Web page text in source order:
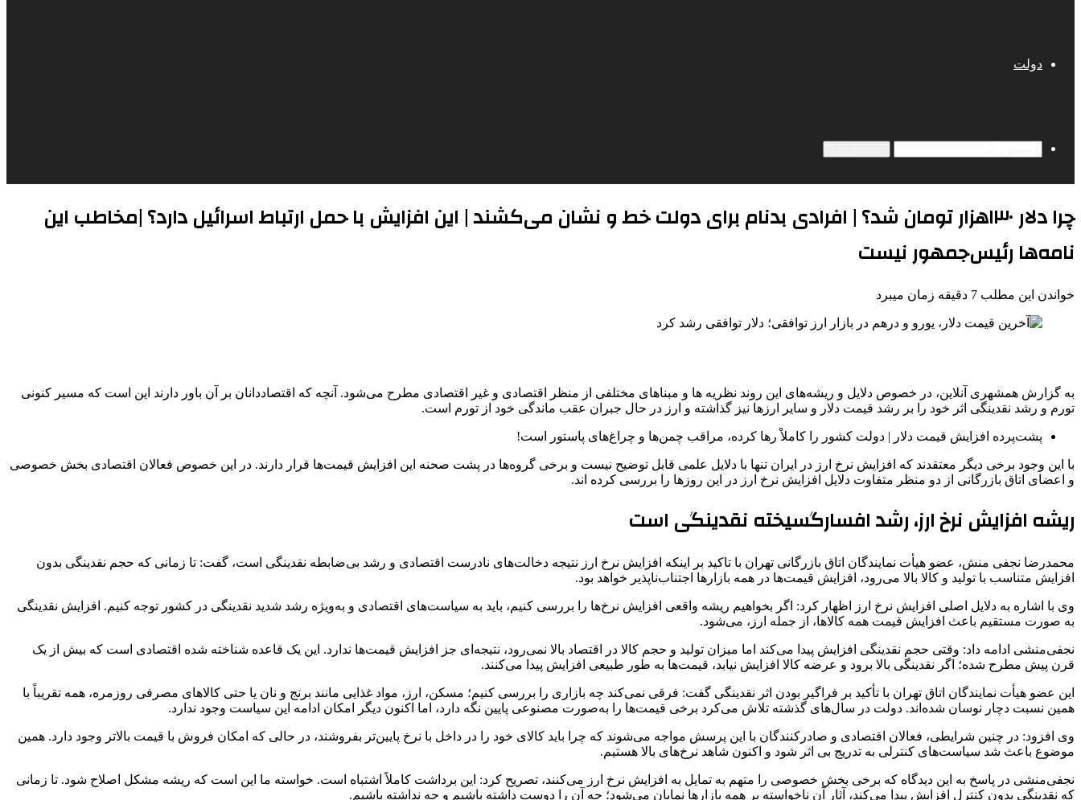
دولت
چرا دلار ۱۳۰هزار تومان شد؟ | افرادی بدنام برای دولت خط و نشان می‌کشند | این افزایش با حمل ارتباط اسرائیل دارد؟ |مخاطب این
نامه‌ها رئیس‌جمهور نیست
خواندن این مطلب 7 دقیقه زمان میبرد
به گزارش همشهری آنلاین، در خصوص دلایل و ریشه‌های این روند نظریه ها و مبناهای مختلفی از منظر اقتصادی و غیر اقتصادی مطرح می‌شود. آنچه که اقتصاددانان بر آن باور دارند این است که مسیر کنونی
تورم و رشد نقدینگی اثر خود را بر رشد قیمت دلار و سایر ارزها نیز گذاشته و ارز در حال جبران عقب ماندگی خود از تورم است.
پشت‌پرده افزایش قیمت دلار | دولت کشور را کاملاْ رها کرده، مراقب چمن‌ها و چراغ‌های پاستور است!
با این وجود برخی دیگر معتقدند که افزایش نرخ ارز در ایران تنها با دلایل علمی قابل توضیح نیست و برخی گروه‌ها در پشت صحنه این افزایش قیمت‌ها قرار دارند. در این خصوص فعالان اقتصادی بخش خصوصی
و اعضای اتاق بازرگانی از دو منظر متفاوت دلایل افزایش نرخ ارز در این روزها را بررسی کرده اند.
ریشه افزایش نرخ ارز، رشد افسارگسیخته نقدینگی است
محمدرضا نجفی منش، عضو هیأت نمایندگان اتاق بازرگانی تهران با تاکید بر اینکه افزایش نرخ ارز نتیجه دخالت‌های نادرست اقتصادی و رشد بی‌ضابطه نقدینگی است، گفت: تا زمانی که حجم نقدینگی بدون
افزایش متناسب با تولید و کالا بالا می‌رود، افزایش قیمت‌ها در همه بازارها اجتناب‌ناپذیر خواهد بود.
وی با اشاره به دلایل اصلی افزایش نرخ ارز اظهار کرد: اگر بخواهیم ریشه واقعی افزایش نرخ‌ها را بررسی کنیم، باید به سیاست‌های اقتصادی و به‌ویژه رشد شدید نقدینگی در کشور توجه کنیم. افزایش نقدینگی
به‌ صورت مستقیم باعث افزایش قیمت همه کالاها، از جمله ارز، می‌شود.
نجفی‌منشی ادامه داد: وقتی حجم نقدینگی افزایش پیدا می‌کند اما میزان تولید و حجم کالا در اقتصاد بالا نمی‌رود، نتیجه‌ای جز افزایش قیمت‌ها ندارد. این یک قاعده شناخته‌ شده اقتصادی است که بیش از یک
قرن پیش مطرح شده؛ اگر نقدینگی بالا برود و عرضه کالا افزایش نیابد، قیمت‌ها به ‌طور طبیعی افزایش پیدا می‌کنند.
این عضو هیأت نمایندگان اتاق تهران با تأکید بر فراگیر بودن اثر نقدینگی گفت: فرقی نمی‌کند چه بازاری را بررسی کنیم؛ مسکن، ارز، مواد غذایی مانند برنج و نان یا حتی کالاهای مصرفی روزمره، همه تقریباً با
همین نسبت دچار نوسان شده‌اند. دولت در سال‌های گذشته تلاش می‌کرد برخی قیمت‌ها را به‌صورت مصنوعی پایین نگه دارد، اما اکنون دیگر امکان ادامه این سیاست وجود ندارد.
وی افزود: در چنین شرایطی، فعالان اقتصادی و صادرکنندگان با این پرسش مواجه می‌شوند که چرا باید کالای خود را در داخل با نرخ پایین‌تر بفروشند، در حالی که امکان فروش با قیمت بالاتر وجود دارد. همین
موضوع باعث شد سیاست‌های کنترلی به‌ تدریج بی اثر شود و اکنون شاهد نرخ‌های بالا هستیم.
نجفی‌منشی در پاسخ به این دیدگاه که برخی بخش خصوصی را متهم به تمایل به افزایش نرخ ارز می‌کنند، تصریح کرد: این برداشت کاملاً اشتباه است. خواسته ما این است که ریشه مشکل اصلاح شود. تا زمانی
که نقدینگی بدون کنترل افزایش پیدا می‌کند، آثار آن ناخواسته بر همه بازارها نمایان می‌شود؛ چه آن را دوست داشته باشیم و چه نداشته باشیم.